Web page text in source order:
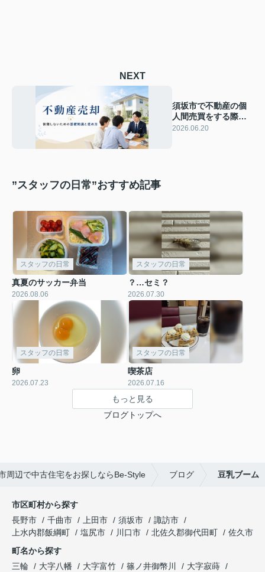
NEXT
須坂市で不動産の個
人間売買をする際の
注意点｜仲介なし取
2026.06.20
”スタッフの日常”おすすめ記事
スタッフの日常
真夏のサッカー弁当
2026.08.06
スタッフの日常
？…セミ？
2026.07.30
スタッフの日常
卵
2026.07.23
スタッフの日常
喫茶店
2026.07.16
もっと見る
ブログトップへ
周辺で中古住宅をお探しならBe-Style ブログ 豆乳ブーム
市区町村から探す
長野市
千曲市 上田市 須坂市
諏訪市
上水内郡飯綱町
塩尻市 川口市 北佐久郡御代田町
佐久市
町名から探す
三輪
大字八幡 大字富竹 篠ノ井御幣川
大字寂蒔